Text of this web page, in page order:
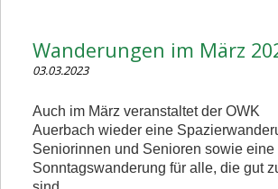
Wanderplan
Bildergalerien
Vorstand
Wanderungen im März
03.03.2023
Auch im März veranstaltet der OWK
Auerbach wieder eine
Seniorinnen und Senioren sowie eine
Sonntagswanderung für alle, die gut